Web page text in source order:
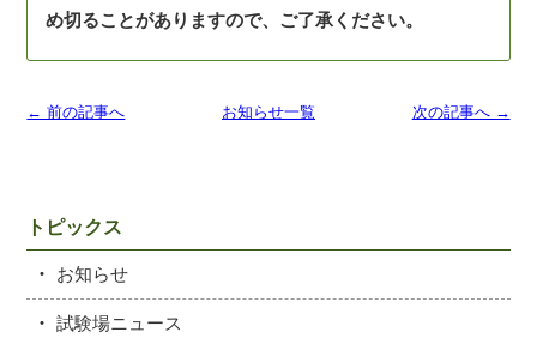
め切ることがありますので、ご了承ください。
← 前の記事へ 次の記事へ →
お知らせ一覧
トピックス
お知らせ
試験場ニュース